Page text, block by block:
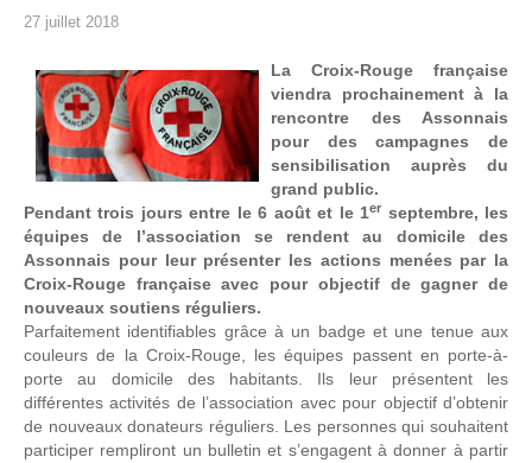
27 juillet 2018
La Croix-Rouge française
viendra prochainement à la
rencontre des Assonnais
pour des campagnes de
sensibilisation auprès du
grand public.
Pendant trois jours entre le 6 août et le 1er septembre, les
équipes de l’association se rendent au domicile des
Assonnais pour leur présenter les actions menées par la
Croix-Rouge française avec pour objectif de gagner de
nouveaux soutiens réguliers.
Parfaitement identifiables grâce à un badge et une tenue aux
couleurs de la Croix-Rouge, les équipes passent en porte-à-
porte au domicile des habitants. Ils leur présentent les
différentes activités de l’association avec pour objectif d’obtenir
de nouveaux donateurs réguliers. Les personnes qui souhaitent
participer rempliront un bulletin et s’engagent à donner à partir